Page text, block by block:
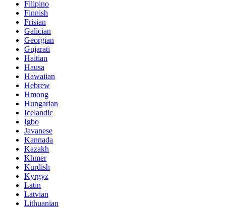
Filipino
Finnish
Frisian
Galician
Georgian
Gujarati
Haitian
Hausa
Hawaiian
Hebrew
Hmong
Hungarian
Icelandic
Igbo
Javanese
Kannada
Kazakh
Khmer
Kurdish
Kyrgyz
Latin
Latvian
Lithuanian